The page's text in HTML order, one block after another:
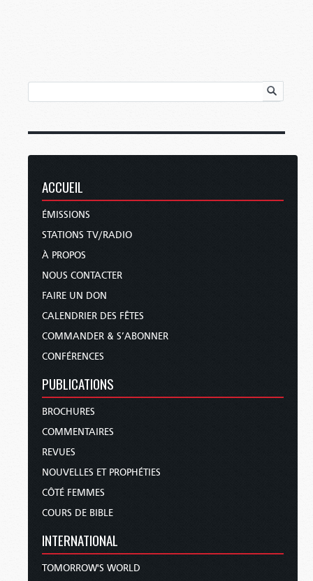
ACCUEIL
ÉMISSIONS
STATIONS TV/RADIO
À PROPOS
NOUS CONTACTER
FAIRE UN DON
CALENDRIER DES FÊTES
COMMANDER & S’ABONNER
CONFÉRENCES
PUBLICATIONS
BROCHURES
COMMENTAIRES
REVUES
NOUVELLES ET PROPHÉTIES
CÔTÉ FEMMES
COURS DE BIBLE
INTERNATIONAL
TOMORROW'S WORLD